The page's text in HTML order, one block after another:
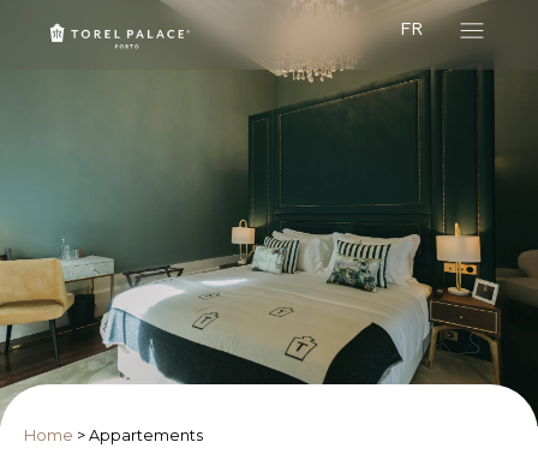
FR
Home > Appartements